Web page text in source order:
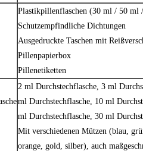
Plastikpillenflaschen (30 ml / 50
Schutzempfindliche Dichtungen
Ausgedruckte Taschen mit
Pillenpapierbox
Pillenetiketten
2 ml Durchstechflasche, 3 ml
ml Durchstechflasche, 10 ml
ml Durchstechflasche, 30 ml
Mit verschiedenen Mützen (blau,
orange, gold, silber), auch